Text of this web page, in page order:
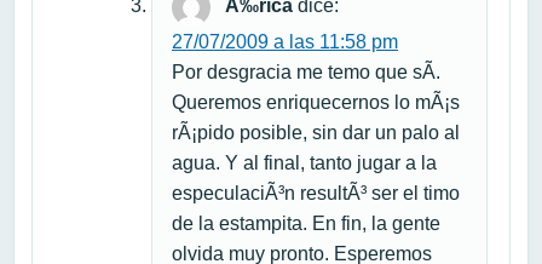
Ã‰rica dice:
27/07/2009 a las 11:58 pm
Por desgracia me temo que sÃ­.
Queremos enriquecernos lo mÃ¡s
rÃ¡pido posible, sin dar un palo al
agua. Y al final, tanto jugar a la
especulaciÃ³n resultÃ³ ser el timo
de la estampita. En fin, la gente
olvida muy pronto. Esperemos